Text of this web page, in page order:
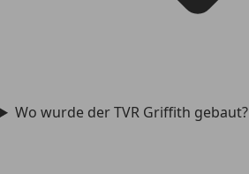
Wo wurde der TVR Griffith gebaut?